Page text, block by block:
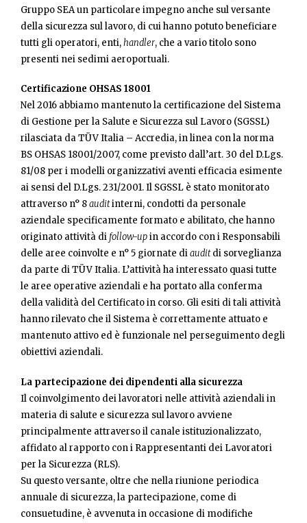
Gruppo SEA un particolare impegno anche sul versante
della sicurezza sul lavoro, di cui hanno potuto beneficiare
tutti gli operatori, enti,handler, che a vario titolo sono
presenti nei sedimi aeroportuali.
Certificazione OHSAS 18001
Nel 2016 abbiamo mantenuto la certificazione del Sistema
di Gestione per la Salute e Sicurezza sul Lavoro (SGSSL)
rilasciata da TÜV Italia – Accredia, in linea con la norma
BS OHSAS 18001/2007, come previsto dall’art. 30 del D.Lgs.
81/08 per i modelli organizzativi aventi efficacia esimente
ai sensi del D.Lgs. 231/2001. Il SGSSL è stato monitorato
attraverso n° 8auditinterni, condotti da personale
aziendale specificamente formato e abilitato, che hanno
originato attività di follow-upin accordo con i Responsabili
delle aree coinvolte e n° 5 giornate diauditdi sorveglianza
da parte di TÜV Italia. L’attività ha interessato quasi tutte
le aree operative aziendali e ha portato alla conferma
della validità del Certificato in corso. Gli esiti di tali attività
hanno rilevato che il Sistema è correttamente attuato e
mantenuto attivo ed è funzionale nel perseguimento degli
obiettivi aziendali.
La partecipazione dei dipendenti alla sicurezza
Il coinvolgimento dei lavoratori nelle attività aziendali in
materia di salute e sicurezza sul lavoro avviene
principalmente attraverso il canale istituzionalizzato,
affidato al rapporto con i Rappresentanti dei Lavoratori
per la Sicurezza (RLS).
Su questo versante, oltre che nella riunione periodica
annuale di sicurezza, la partecipazione, come di
consuetudine, è avvenuta in occasione di modifiche